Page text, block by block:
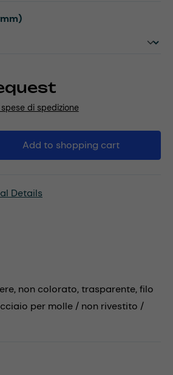
spese di spedizione
Enter the desired
Add to shopping cart
Details
non colorato, trasparente, filo
per molle / non rivestito /